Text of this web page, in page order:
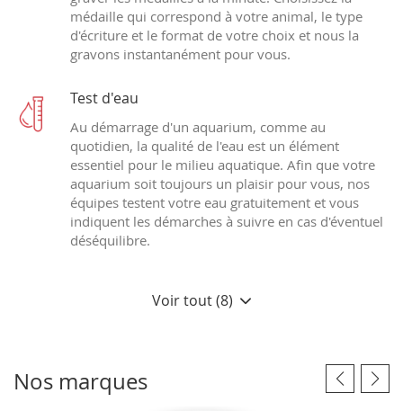
médaille qui correspond à votre animal, le type
d'écriture et le format de votre choix et nous la
gravons instantanément pour vous.
Test d'eau
Au démarrage d'un aquarium, comme au
quotidien, la qualité de l'eau est un élément
essentiel pour le milieu aquatique. Afin que votre
aquarium soit toujours un plaisir pour vous, nos
équipes testent votre eau gratuitement et vous
indiquent les démarches à suivre en cas d'éventuel
déséquilibre.
Voir tout (8)
Nos marques